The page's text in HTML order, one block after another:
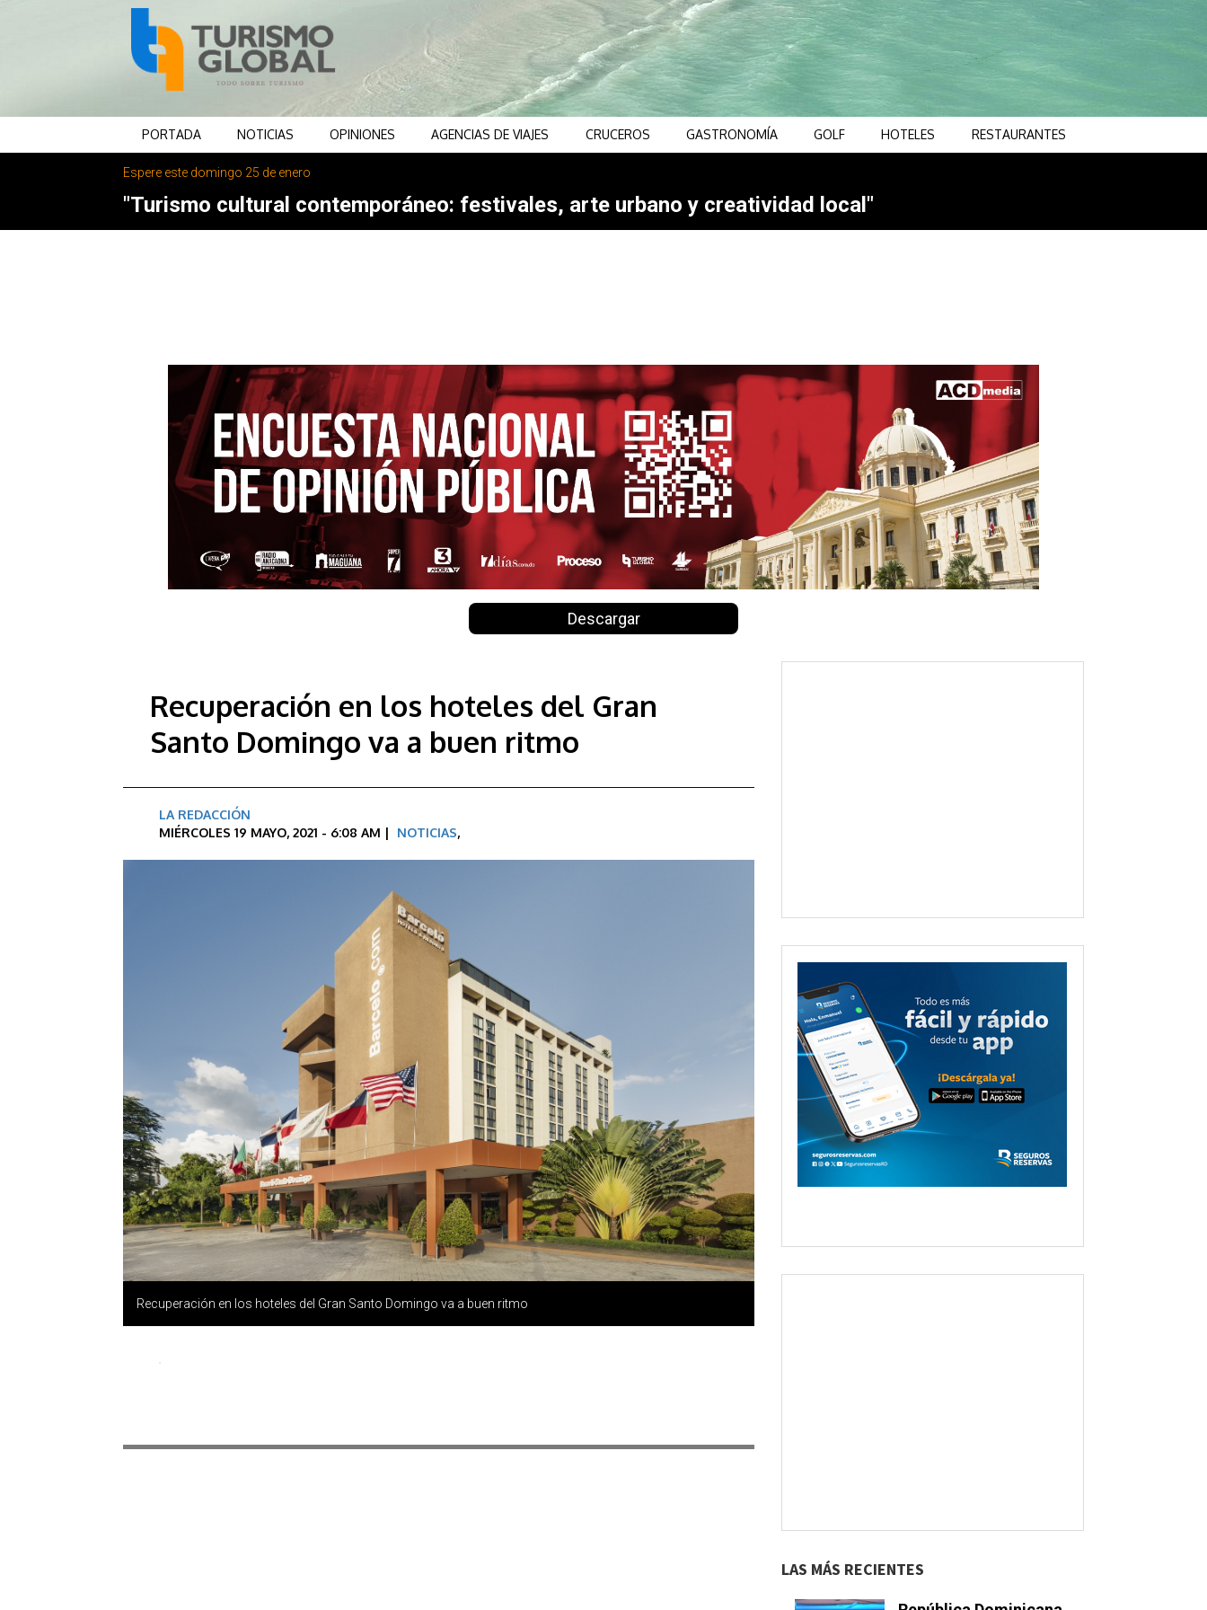
PORTADA NOTICIAS OPINIONES AGENCIAS DE VIAJES CRUCEROS GASTRONOMÍA GOLF HOTELES RESTAURANTES
Espere este domingo 25 de enero
"Turismo cultural contemporáneo: festivales, arte urbano y creatividad local"
Descargar
Recuperación en los hoteles del Gran
Santo Domingo va a buen ritmo
LA REDACCIÓN
MIÉRCOLES 19 MAYO, 2021 - 6:08 AM | NOTICIAS,
Recuperación en los hoteles del Gran Santo Domingo va a buen ritmo
LAS MÁS RECIENTES